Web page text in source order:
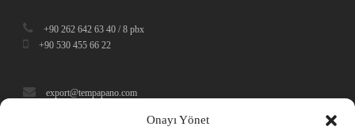
Onayı Yönet
+90 262 642 63 40 / 8 pbx
+90 530 455 66 22
export@tempapano.com